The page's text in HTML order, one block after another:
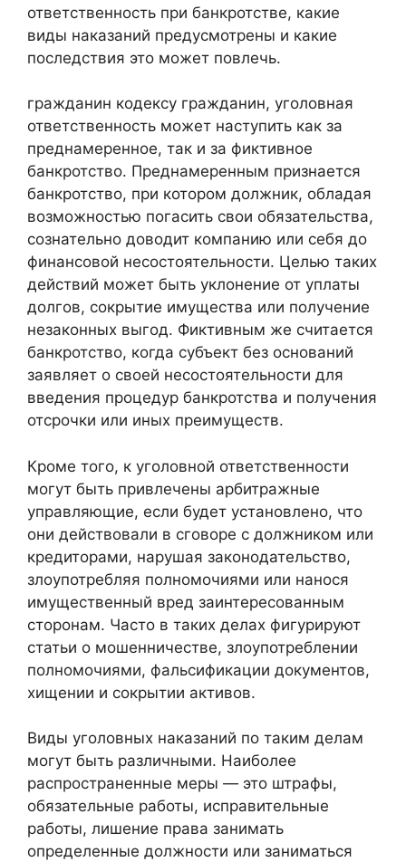
ответственность при банкротстве, какие
виды наказаний предусмотрены и какие
последствия это может повлечь.
гражданин кодексу гражданин, уголовная
ответственность может наступить как за
преднамеренное, так и за фиктивное
банкротство. Преднамеренным признается
банкротство, при котором должник, обладая
возможностью погасить свои обязательства,
сознательно доводит компанию или себя до
финансовой несостоятельности. Целью таких
действий может быть уклонение от уплаты
долгов, сокрытие имущества или получение
незаконных выгод. Фиктивным же считается
банкротство, когда субъект без оснований
заявляет о своей несостоятельности для
введения процедур банкротства и получения
отсрочки или иных преимуществ.
Кроме того, к уголовной ответственности
могут быть привлечены арбитражные
управляющие, если будет установлено, что
они действовали в сговоре с должником или
кредиторами, нарушая законодательство,
злоупотребляя полномочиями или нанося
имущественный вред заинтересованным
сторонам. Часто в таких делах фигурируют
статьи о мошенничестве, злоупотреблении
полномочиями, фальсификации документов,
хищении и сокрытии активов.
Виды уголовных наказаний по таким делам
могут быть различными. Наиболее
распространенные меры — это штрафы,
обязательные работы, исправительные
работы, лишение права занимать
определенные должности или заниматься